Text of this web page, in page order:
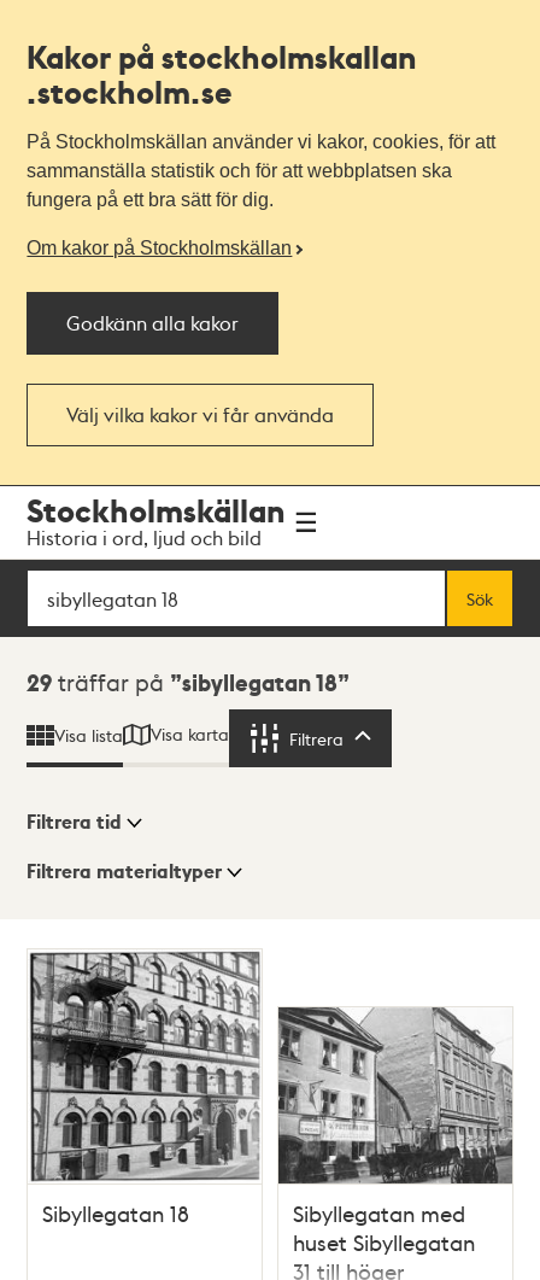
Kakor på stockholmskallan
.stockholm.se
På Stockholmskällan använder vi kakor, cookies, för att
sammanställa statistik och för att webbplatsen ska
fungera på ett bra sätt för dig.
Om kakor på Stockholmskällan
Godkänn alla kakor
Välj vilka kakor vi får använda
navigationen
huvudinnehållet
Stockholmskällan
Historia i ord, ljud och bild
Sök
Sök
Sökresultat
29 träffar på sibyllegatan 18
Visa lista Visa karta Filtrera
Visningsläge
Lista
Karta
Filtrera tid
Filtrera materialtyper
träffar
Sibyllegatan 18
Sibyllegatan med
huset Sibyllegatan
31 till höger